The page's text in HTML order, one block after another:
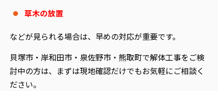
草木の放置
などが見られる場合は、早めの対応が重要です。
貝塚市・岸和田市・泉佐野市・熊取町で解体工事をご検
討中の方は、まずは現地確認だけでもお気軽にご相談く
ださい。